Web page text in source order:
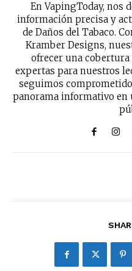
No te
últimas
Suscríbete a
recibe todas las
reducción de
Subscribe to our
En VapingToday, nos
información precisa y
de Daños del Tabaco.
Kramber Designs,
ofrecer una
expertas para nuestros
seguimos
panorama informativo en